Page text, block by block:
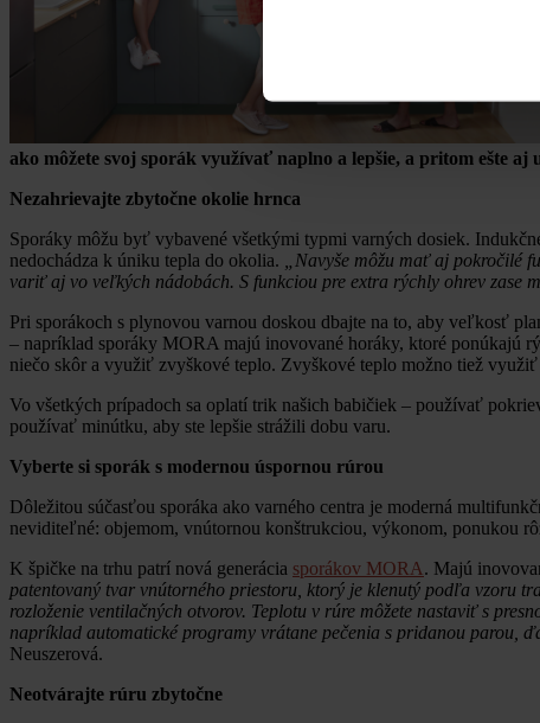
ako môžete svoj sporák využívať naplno a lepšie, a pritom ešte
Nezahrievajte zbytočne okolie hrnca
Sporáky môžu byť vybavené všetkými typmi varných dosiek.
nedochádza k úniku tepla do okolia.
„Navyše môžu mať aj pokročilé
variť aj vo veľkých nádobách. S funkciou pre extra rýchly ohrev zase
Pri sporákoch s plynovou varnou doskou dbajte na to, aby veľkosť
– napríklad sporáky MORA majú inovované horáky, ktoré ponúkajú
niečo skôr a využiť zvyškové teplo. Zvyškové teplo možno tiež
Vo všetkých prípadoch sa oplatí trik našich babičiek – používať
používať minútku, aby ste lepšie strážili dobu varu.
Vyberte si sporák s modernou úspornou rúrou
Dôležitou súčasťou sporáka ako varného centra je moderná
neviditeľné: objemom, vnútornou konštrukciou, výkonom, ponukou
K špičke na trhu patrí nová generácia sporákov MORA. Majú
patentovaný tvar vnútorného priestoru, ktorý je klenutý podľa vzoru
rozloženie ventilačných otvorov. Teplotu v rúre môžete nastaviť s
napríklad automatické programy vrátane pečenia s pridanou parou,
Neuszerová.
Neotvárajte rúru zbytočne